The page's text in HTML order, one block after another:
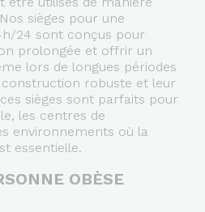
sièges pour une
24 sont conçus pour
prolongée et offrir un
lors de longues périodes
construction robuste et leur
sièges sont parfaits pour
les centres de
environnements où la
essentielle.
OBÈSE